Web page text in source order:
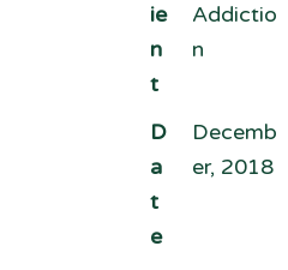
ie
n
t
Addictio
n
D
a
t
e
Decemb
er, 2018